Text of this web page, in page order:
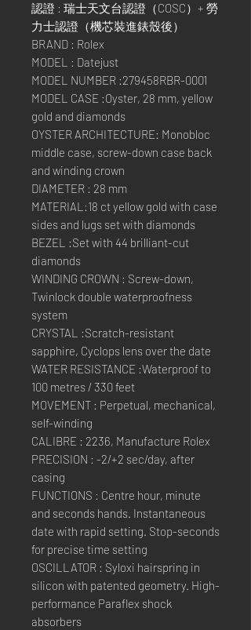
認證 : 瑞士天文台認證（COSC）+ 勞
力士認證（機芯裝進錶殼後）
BRAND : Rolex
MODEL : Datejust
MODEL NUMBER :279458RBR-0001
MODEL CASE :Oyster, 28 mm, yellow
gold and diamonds
OYSTER ARCHITECTURE: Monobloc
middle case, screw-down case back
and winding crown
DIAMETER : 28 mm
MATERIAL:18 ct yellow gold with case
sides and lugs set with diamonds
BEZEL :Set with 44 brilliant-cut
diamonds
WINDING CROWN : Screw-down,
Twinlock double waterproofness
system
CRYSTAL :Scratch-resistant
sapphire, Cyclops lens over the date
WATER RESISTANCE :Waterproof to
100 metres / 330 feet
MOVEMENT : Perpetual, mechanical,
self-winding
CALIBRE : 2236, Manufacture Rolex
PRECISION : -2/+2 sec/day, after
casing
FUNCTIONS : Centre hour, minute
and seconds hands. Instantaneous
date with rapid setting. Stop-seconds
for precise time setting
OSCILLATOR : Syloxi hairspring in
silicon with patented geometry. High-
performance Paraflex shock
absorbers